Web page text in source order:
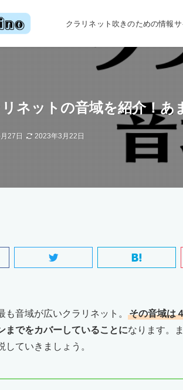
クラリネット吹きのための情報
ネットの音域を紹介！あ
27日 2023年3月22日
も音域が広いクラリネット。 その音域は
までをカバーしていることになります。
していきましょう。